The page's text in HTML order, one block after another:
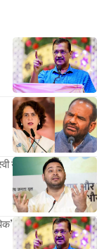
यादव के बयान से